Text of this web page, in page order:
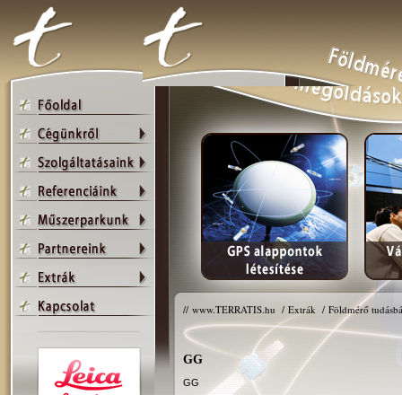
// www.TERRATIS.hu / Extrák / Földmérő
GG
GG